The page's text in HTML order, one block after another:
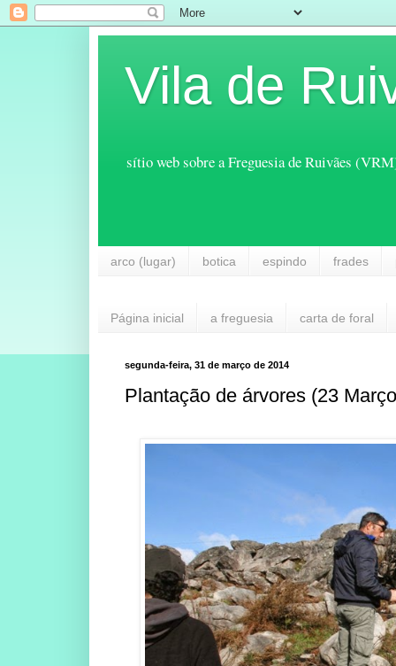
Vila de
sítio web sobre a Freguesia de Ruivães
arco (lugar) botica espindo frades
Página inicial a freguesia carta de foral
segunda-feira, 31 de março de 2014
Plantação de árvores (23